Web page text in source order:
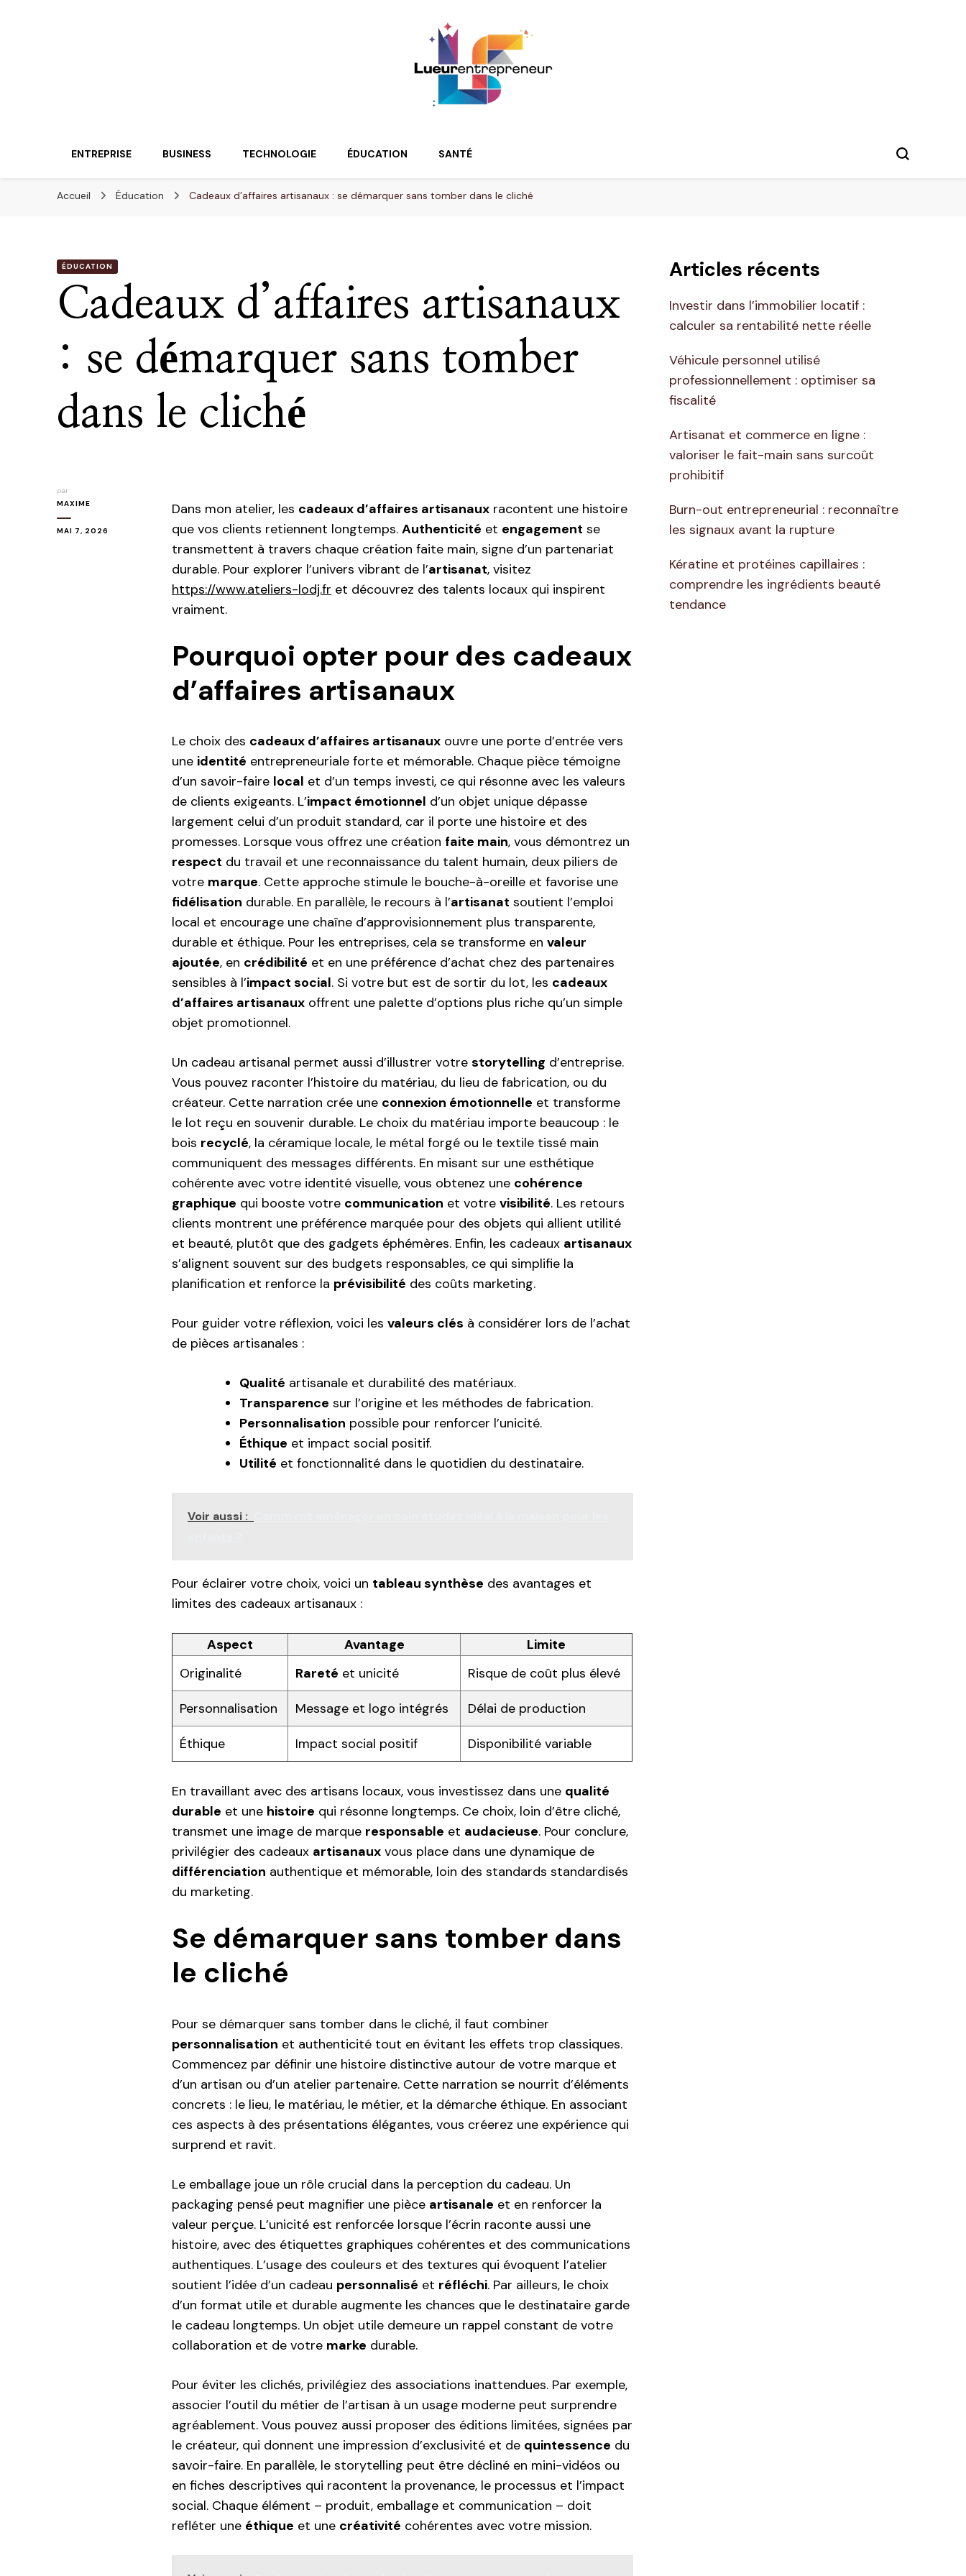
ENTREPRISE BUSINESS TECHNOLOGIE ÉDUCATION SANTÉ
Accueil Éducation Cadeaux d’affaires artisanaux : se démarquer sans tomber dans le cliché
ÉDUCATION
Cadeaux d’affaires artisanaux
: se démarquer sans tomber
dans le cliché
par
MAXIME
MAI 7, 2026
Dans mon atelier, les cadeaux d’affaires artisanaux racontent une histoire
que vos clients retiennent longtemps. Authenticité et engagement se
transmettent à travers chaque création faite main, signe d’un partenariat
durable. Pour explorer l’univers vibrant de l’artisanat, visitez
https://www.ateliers-lodj.fr et découvrez des talents locaux qui inspirent
vraiment.
Pourquoi opter pour des cadeaux
d’affaires artisanaux
Le choix des cadeaux d’affaires artisanaux ouvre une porte d’entrée vers
une identité entrepreneuriale forte et mémorable. Chaque pièce témoigne
d’un savoir-faire local et d’un temps investi, ce qui résonne avec les valeurs
de clients exigeants. L’impact émotionnel d’un objet unique dépasse
largement celui d’un produit standard, car il porte une histoire et des
promesses. Lorsque vous offrez une création faite main, vous démontrez un
respect du travail et une reconnaissance du talent humain, deux piliers de
votre marque. Cette approche stimule le bouche-à-oreille et favorise une
fidélisation durable. En parallèle, le recours à l’artisanat soutient l’emploi
local et encourage une chaîne d’approvisionnement plus transparente,
durable et éthique. Pour les entreprises, cela se transforme en valeur
ajoutée, en crédibilité et en une préférence d’achat chez des partenaires
sensibles à l’impact social. Si votre but est de sortir du lot, les cadeaux
d’affaires artisanaux offrent une palette d’options plus riche qu’un simple
objet promotionnel.
Un cadeau artisanal permet aussi d’illustrer votre storytelling d’entreprise.
Vous pouvez raconter l’histoire du matériau, du lieu de fabrication, ou du
créateur. Cette narration crée une connexion émotionnelle et transforme
le lot reçu en souvenir durable. Le choix du matériau importe beaucoup : le
bois recyclé, la céramique locale, le métal forgé ou le textile tissé main
communiquent des messages différents. En misant sur une esthétique
cohérente avec votre identité visuelle, vous obtenez une cohérence
graphique qui booste votre communication et votre visibilité. Les retours
clients montrent une préférence marquée pour des objets qui allient utilité
et beauté, plutôt que des gadgets éphémères. Enfin, les cadeaux artisanaux
s’alignent souvent sur des budgets responsables, ce qui simplifie la
planification et renforce la prévisibilité des coûts marketing.
Pour guider votre réflexion, voici les valeurs clés à considérer lors de l’achat
de pièces artisanales :
Qualité artisanale et durabilité des matériaux.
Transparence sur l’origine et les méthodes de fabrication.
Personnalisation possible pour renforcer l’unicité.
Éthique et impact social positif.
Utilité et fonctionnalité dans le quotidien du destinataire.
Voir aussi :
Pour éclairer votre choix, voici un tableau synthèse des avantages et
limites des cadeaux artisanaux :
Aspect Avantage
Limite
Originalité
Rareté et unicité Risque de coût plus élevé
Personnalisation Message et logo intégrés Délai de production
Éthique Impact social positif Disponibilité variable
En travaillant avec des artisans locaux, vous investissez dans une qualité
durable et une histoire qui résonne longtemps. Ce choix, loin d’être cliché,
transmet une image de marque responsable et audacieuse. Pour conclure,
privilégier des cadeaux artisanaux vous place dans une dynamique de
différenciation authentique et mémorable, loin des standards standardisés
du marketing.
Se démarquer sans tomber dans
le cliché
Pour se démarquer sans tomber dans le cliché, il faut combiner
personnalisation et authenticité tout en évitant les effets trop classiques.
Commencez par définir une histoire distinctive autour de votre marque et
d’un artisan ou d’un atelier partenaire. Cette narration se nourrit d’éléments
concrets : le lieu, le matériau, le métier, et la démarche éthique. En associant
ces aspects à des présentations élégantes, vous créerez une expérience qui
surprend et ravit.
Le emballage joue un rôle crucial dans la perception du cadeau. Un
packaging pensé peut magnifier une pièce artisanale et en renforcer la
valeur perçue. L’unicité est renforcée lorsque l’écrin raconte aussi une
histoire, avec des étiquettes graphiques cohérentes et des communications
authentiques. L’usage des couleurs et des textures qui évoquent l’atelier
soutient l’idée d’un cadeau personnalisé et réfléchi. Par ailleurs, le choix
d’un format utile et durable augmente les chances que le destinataire garde
le cadeau longtemps. Un objet utile demeure un rappel constant de votre
collaboration et de votre marke durable.
Pour éviter les clichés, privilégiez des associations inattendues. Par exemple,
associer l’outil du métier de l’artisan à un usage moderne peut surprendre
agréablement. Vous pouvez aussi proposer des éditions limitées, signées par
le créateur, qui donnent une impression d’exclusivité et de quintessence du
savoir-faire. En parallèle, le storytelling peut être décliné en mini-vidéos ou
en fiches descriptives qui racontent la provenance, le processus et l’impact
social. Chaque élément – produit, emballage et communication – doit
refléter une éthique et une créativité cohérentes avec votre mission.
Articles récents
Investir dans l’immobilier locatif :
calculer sa rentabilité nette réelle
Véhicule personnel utilisé
professionnellement : optimiser sa
fiscalité
Artisanat et commerce en ligne :
valoriser le fait-main sans surcoût
prohibitif
Burn-out entrepreneurial : reconnaître
les signaux avant la rupture
Kératine et protéines capillaires :
comprendre les ingrédients beauté
tendance